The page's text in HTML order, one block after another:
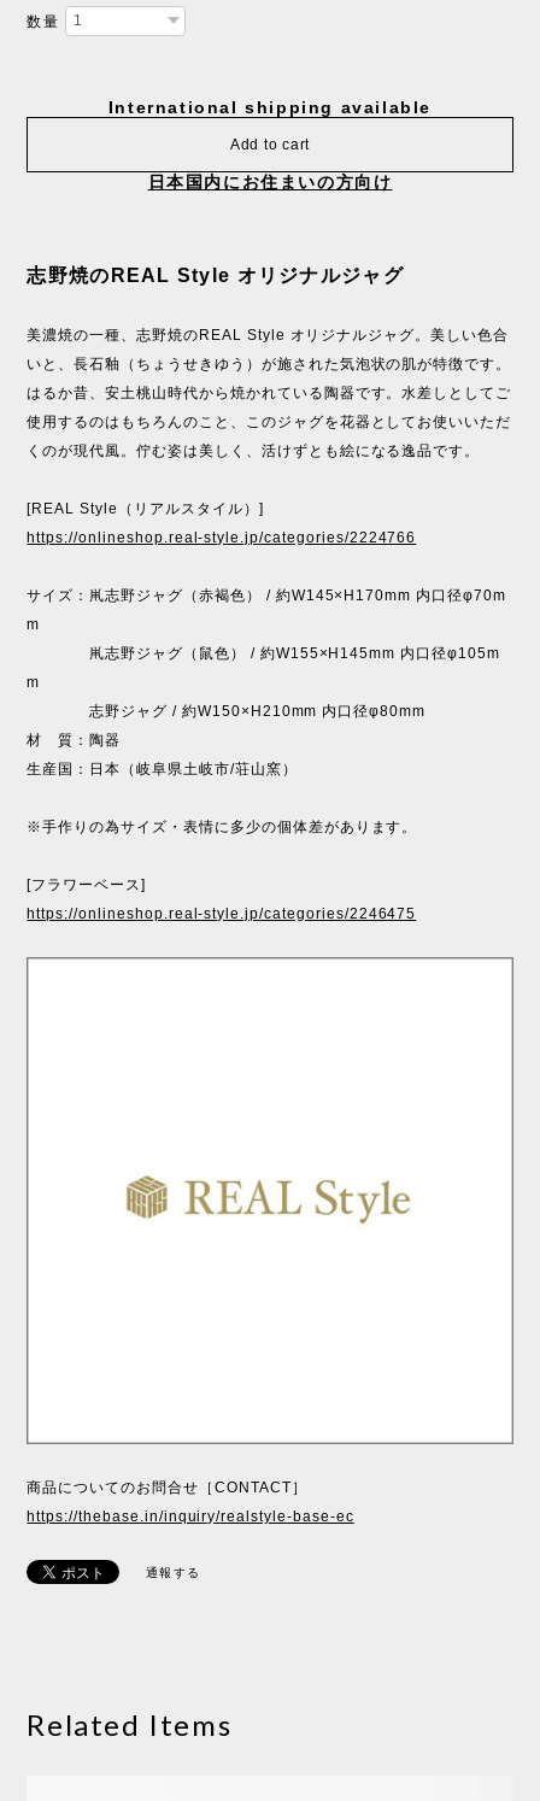
数量
International shipping available
Add to cart
日本国内にお住まいの方向け
志野焼のREAL Style オリジナルジャグ
美濃焼の一種、志野焼のREAL Style オリジナルジャグ。美しい色合
いと、長石釉（ちょうせきゆう）が施された気泡状の肌が特徴です。
はるか昔、安土桃山時代から焼かれている陶器です。水差しとしてご
使用するのはもちろんのこと、このジャグを花器としてお使いいただ
くのが現代風。佇む姿は美しく、活けずとも絵になる逸品です。
[REAL Style（リアルスタイル）]
https://onlineshop.real-style.jp/categories/2224766
サイズ：鼡志野ジャグ（赤褐色） / 約W145×H170mm 内口径φ70m
m
鼡志野ジャグ（鼠色） / 約W155×H145mm 内口径φ105m
m
志野ジャグ / 約W150×H210mm 内口径φ80mm
材 質：陶器
生産国：日本（岐阜県土岐市/荘山窯）
※手作りの為サイズ・表情に多少の個体差があります。
[フラワーベース]
https://onlineshop.real-style.jp/categories/2246475
商品についてのお問合せ［CONTACT］
https://thebase.in/inquiry/realstyle-base-ec
通報する
Related Items